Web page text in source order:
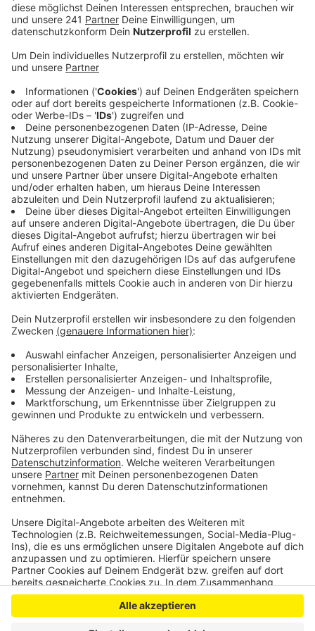
Anzeige
Veröffentlicht:Montag, 12.01.2026 06:45
Anzeige
Bei Schleiden-Dreiborn ist etwa ein 29-Jähriger aus
Schleiden wegen der Glätte in den Gegenverkehr
geraten und dort mit einem anderen Auto frontal
zusammengestoßen. Beide Fahrer wurden leicht
verletzt.
Bei Blankenheim-Reetz ist ein Mann aus Polen wegen
der Glätte von der Straße abgekommen und gegen
einen Baum geprallt. Er und seine beiden
Beifahrerinnen wurden leicht verletzt und konnten
nach einer Untersuchung noch am Unfallort wieder
entlassen werden.
Mit dem Wetter zu kämpfen hatte am Samstag vor
Mechernich, Bad Münstereifel, Schleiden und Zülpich
ist es zu erheblichen Störungen und Ausfällen im
Busverkehr gekommen, heißt es.
Anzeige